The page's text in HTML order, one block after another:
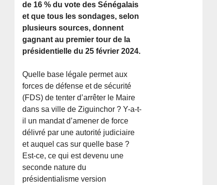
de 16 % du vote des Sénégalais
et que tous les sondages, selon
plusieurs sources, donnent
gagnant au premier tour de la
présidentielle du 25 février 2024.
Quelle base légale permet aux
forces de défense et de sécurité
(FDS) de tenter d’arrêter le Maire
dans sa ville de Ziguinchor ? Y-a-t-
il un mandat d’amener de force
délivré par une autorité judiciaire
et auquel cas sur quelle base ?
Est-ce, ce qui est devenu une
seconde nature du
présidentialisme version